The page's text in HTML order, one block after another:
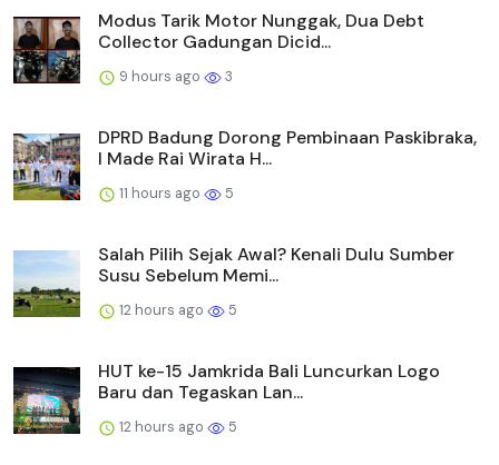
Modus Tarik Motor Nunggak, Dua Debt
Collector Gadungan Dicid...
9 hours ago 3
DPRD Badung Dorong Pembinaan Paskibraka,
I Made Rai Wirata H...
11 hours ago 5
Salah Pilih Sejak Awal? Kenali Dulu Sumber
Susu Sebelum Memi...
12 hours ago 5
HUT ke-15 Jamkrida Bali Luncurkan Logo
Baru dan Tegaskan Lan...
12 hours ago 5